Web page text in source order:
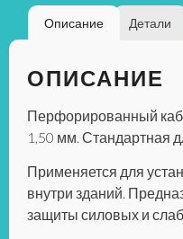
Описание Детали
ОПИСАНИЕ
Перфорированный
1,50 мм. Стандартная
Применяется для
внутри зданий.
защиты силовых и